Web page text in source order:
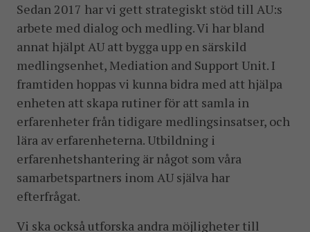
Sedan 2017 har vi gett strategiskt stöd till AU:s
arbete med dialog och medling. Vi har bland
annat hjälpt AU att bygga upp en särskild
medlingsenhet, Mediation and Support Unit. I
framtiden hoppas vi kunna bidra med att hjälpa
enheten att skapa rutiner för att samla in
erfarenheter från tidigare medlingsinsatser, och
lära av erfarenheterna. Utbildning i
erfarenhetshantering är något som våra
samarbetspartners inom AU själva har
efterfrågat.
Vi ska också utforska andra möjligheter till